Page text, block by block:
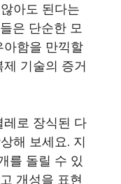
아도 된다는
은 단순한 모
아함을 만끽할
기술의 증거
레로 장식된 다
해 보세요. 지
를 돌릴 수 있
개성을 표현